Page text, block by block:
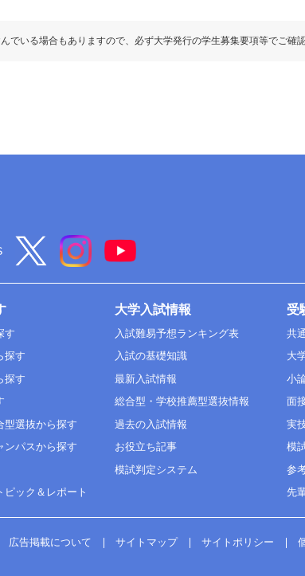
いる場合もありますので、必ず大学発行の学生募集要項等でご確認
す
探す
探す
型選抜から探す
ンパスから探す
ック＆レポート
大学入試情報
入試難易予想ランキング表
入試の基礎知識
最新入試情報
総合型・学校推薦型選抜情報
過去の入試情報
お役立ち記事
模試判定システム
受
共
大
小
面
実
模
参
先
広告掲載について サイトマップ サイトポリシー